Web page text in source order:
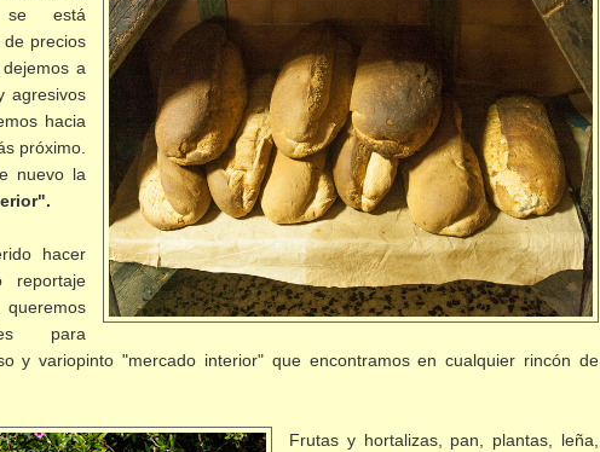
se está
precios
a
agresivos
hacia
próximo.
nuevo la
hacer
reportaje
para
y variopinto "mercado interior" que encontramos en cualquier rincón de
Frutas y hortalizas, pan, plantas, leña,